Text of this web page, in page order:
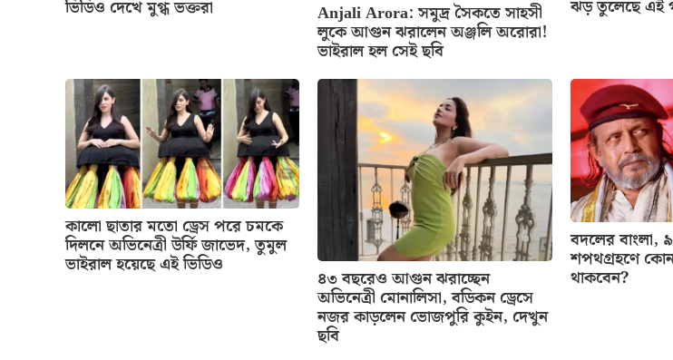
ভিডিও দেখে মুগ্ধ ভক্তরা Anjali Arora: সমুদ্র সৈকতে সাহসী
লুকে আগুন ঝরালেন অঞ্জলি অরোরা!
ভাইরাল হল সেই ছবি
ঝড় তুলেছে এই
কালো ছাতার মতো ড্রেস পরে চমকে
দিলনে অভিনেত্রী উর্ফি জাভেদ, তুমুল
ভাইরাল হয়েছে এই ভিডিও
৪৩ বছরেও আগুন ঝরাচ্ছেন
অভিনেত্রী মোনালিসা, বডিকন ড্রেসে
নজর কাড়লেন ভোজপুরি কুইন, দেখুন
ছবি
বদলের বাংলা,
শপথগ্রহণে
থাকবেন?